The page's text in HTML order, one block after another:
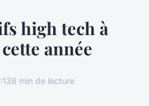
high tech à
année
8 min de lecture